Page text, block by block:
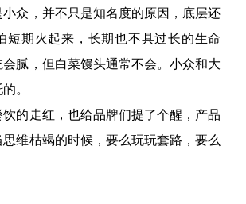
众，并不只是知名度的原因，底层还
短期火起来，长期也不具过长的生命
腻，但白菜馒头通常不会。小众和大
。
的走红，也给品牌们提了个醒，产品
维枯竭的时候，要么玩玩套路，要么